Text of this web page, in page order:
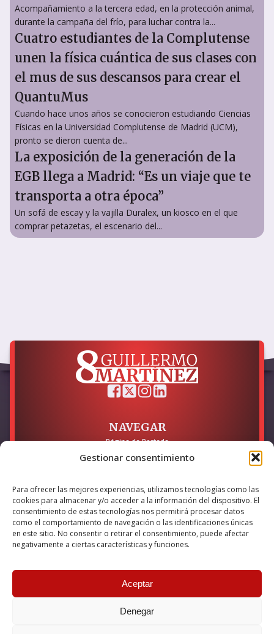
Gestionar consentimiento
Para ofrecer las mejores experiencias, utilizamos tecnologías como las
cookies para almacenar y/o acceder a la información del dispositivo. El
consentimiento de estas tecnologías nos permitirá procesar datos
como el comportamiento de navegación o las identificaciones únicas
en este sitio. No consentir o retirar el consentimiento, puede afectar
negativamente a ciertas características y funciones.
Aceptar
Denegar
Acompañamiento a la tercera edad, en la protección animal,
durante la campaña del frío, para luchar contra la...
Cuatro estudiantes de la Complutense
unen la física cuántica de sus clases con
el mus de sus descansos para crear el
QuantuMus
Cuando hace unos años se conocieron estudiando Ciencias
Físicas en la Universidad Complutense de Madrid (UCM),
pronto se dieron cuenta de...
La exposición de la generación de la
EGB llega a Madrid: “Es un viaje que te
transporta a otra época”
Un sofá de escay y la vajilla Duralex, un kiosco en el que
comprar petazetas, el escenario del...
NAVEGAR
Página de Portada
LEGAL
Política de Privacidad
Política de Cookies
Accesibilidad
Esta empresa ha sido beneficiaria del bono Kit Digital y lo ha
internet, financiado por la Unión Europea – NextGeneration EU
© 2026 Guillermo Martínez | Todos los derechos reservados |